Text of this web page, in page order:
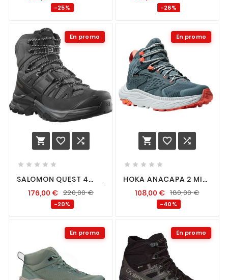
-25% -26%
En promo
  
    
SALOMON QUEST 4
QUARRY
176,00 € 220,00€
-20%
En promo
  
    
HOKA ANACAPA 2 MID
FOG / DROPLET
108,00€ 180,00€
-40%
En promo En promo